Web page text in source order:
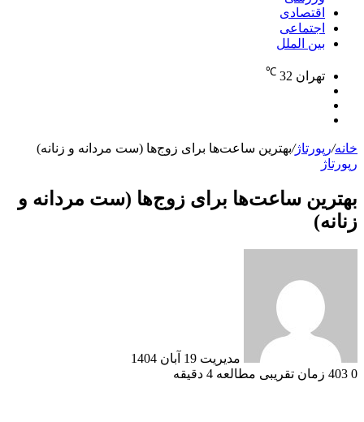
اقتصادی
اجتماعی
بین الملل
تهران 32
℃
خانه/رپورتاژ/بهترین ساعت‌ها برای زوج‌ها (ست مردانه و زنانه)
رپورتاژ
بهترین ساعت‌ها برای زوج‌ها (ست مردانه و
زنانه)
مدیریت 19 آبان 1404
0
زمان تقریبی مطالعه 4 دقیقه